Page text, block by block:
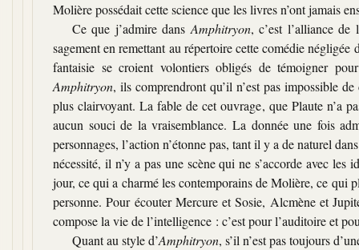
Molière possédait cette science que les livres n’ont jamais
Ce que j’admire dans Amphitryon, c’est l’alliance
sagement en remettant au répertoire cette comédie
fantaisie se croient volontiers obligés de témoigner
Amphitryon, ils comprendront qu’il n’est pas impossible
plus clairvoyant. La fable de cet ouvrage, que Plaute n’a
aucun souci de la vraisemblance. La donnée une fois
personnages, l’action n’étonne pas, tant il y a de naturel
nécessité, il n’y a pas une scène qui ne s’accorde avec les
jour, ce qui a charmé les contemporains de Molière, ce qui
personne. Pour écouter Mercure et Sosie, Alcmène et
compose la vie de l’intelligence : c’est pour l’auditoire et
Quant au style d’Amphitryon, s’il n’est pas toujours